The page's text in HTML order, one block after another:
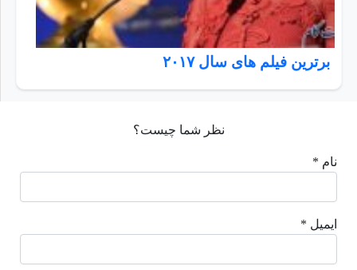
برترین فیلم های سال ۲۰۱۷
نظر شما چیست؟
نام *
ایمیل *